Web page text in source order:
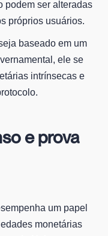
podem ser alteradas
próprios usuários.
baseado em um
ele se
intrínsecas e
e prova
um papel
monetárias